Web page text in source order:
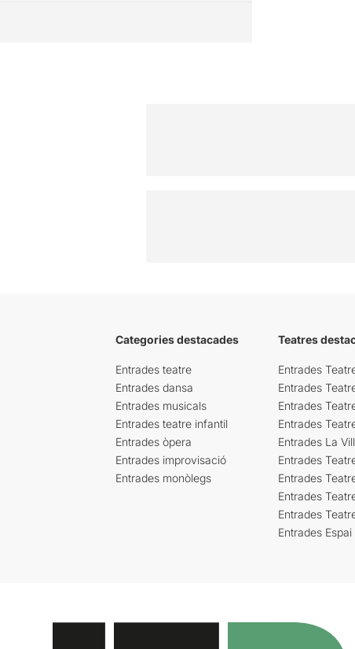
Categories destacades
Entrades teatre
Entrades dansa
Entrades musicals
Entrades teatre infantil
Entrades òpera
Entrades improvisació
Entrades monòlegs
Teatres
Entrades
Entrades
Entrades
Entrades
Entrades La
Entrades
Entrades
Entrades
Entrades
Entrades